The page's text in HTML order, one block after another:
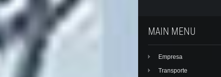
MAIN MENU
Empresa
Transporte